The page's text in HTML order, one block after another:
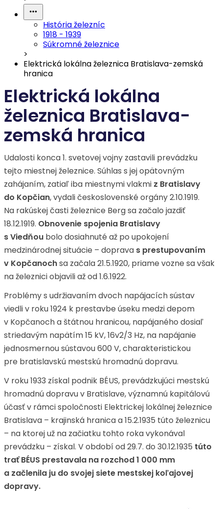
História železníc
1918 - 1939
Súkromné železnice
>
Elektrická lokálna železnica Bratislava-zemská
hranica
Elektrická lokálna
železnica Bratislava-
zemská hranica
Udalosti konca 1. svetovej vojny zastavili prevádzku
tejto miestnej železnice. Súhlas s jej opätovným
zahájaním, zatiaľ iba miestnymi vlakmi z Bratislavy
do Kopčian, vydali československé orgány 2.10.1919.
Na rakúskej časti železnice Berg sa začalo jazdiť
18.12.1919. Obnovenie spojenia Bratislavy
s Viedňou bolo dosiahnuté až po upokojení
medzinárodnej situácie – doprava s prestupovaním
v Kopčanochsa začala 21.5.1920, priame vozne sa však
na železnici objavili až od 1.6.1922.
Problémy s udržiavaním dvoch napájacích sústav
viedli v roku 1924 k prestavbe úseku medzi depom
v Kopčanoch a štátnou hranicou, napájaného dosiaľ
striedavým napätím 15 kV, 16v2/3 Hz, na napájanie
jednosmernou sústavou 600 V, charakteristickou
pre bratislavskú mestskú hromadnú dopravu.
V roku 1933 získal podnik BÉUS, prevádzkujúci mestskú
hromadnú dopravu v Bratislave, významnú kapitálovú
účasť v rámci spoločnosti Elektrickej lokálnej železnice
Bratislava – krajinská hranica a 15.2.1935 túto železnicu
– na ktorej už na začiatku tohto roka vykonával
prevádzku – získal. V období od 29.7. do 30.12.1935 túto
trať BÉUS prestavala na rozchod 1 000 mm
a začlenila ju do svojej siete mestskej koľajovej
dopravy.